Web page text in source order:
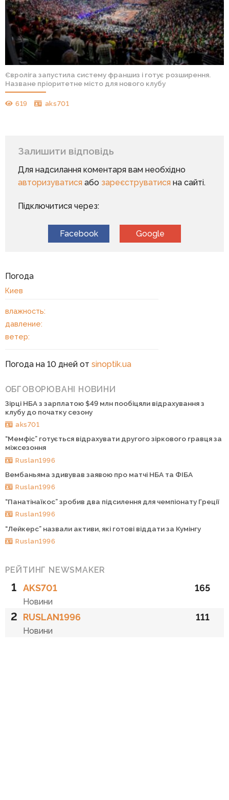
Євроліга запустила систему франшиз і готує розширення.
Назване пріоритетне місто для нового клубу
619 aks701
Залишити відповідь
Для надсилання коментаря вам необхідно
авторизуватисяабо зареєструватисяна сайті.
Підключитися через:
Facebook Google
Погода
Киев
влажность:
давление:
ветер:
Погода на 10 дней от sinoptik.ua
ОБГОВОРЮВАНІ НОВИНИ
Зірці НБА з зарплатою $49 млн пообіцяли відрахування з
клубу до початку сезону
aks701
“Мемфіс” готується відрахувати другого зіркового гравця за
міжсезоння
Ruslan1996
Вембаньяма здивував заявою про матчі НБА та ФІБА
Ruslan1996
“Панатінаїкос” зробив два підсилення для чемпіонату Греції
Ruslan1996
“Лейкерс” назвали активи, які готові віддати за Кумінгу
Ruslan1996
РЕЙТИНГ NEWSMAKER
1 AKS701
Новини
165
2 RUSLAN1996
Новини
111